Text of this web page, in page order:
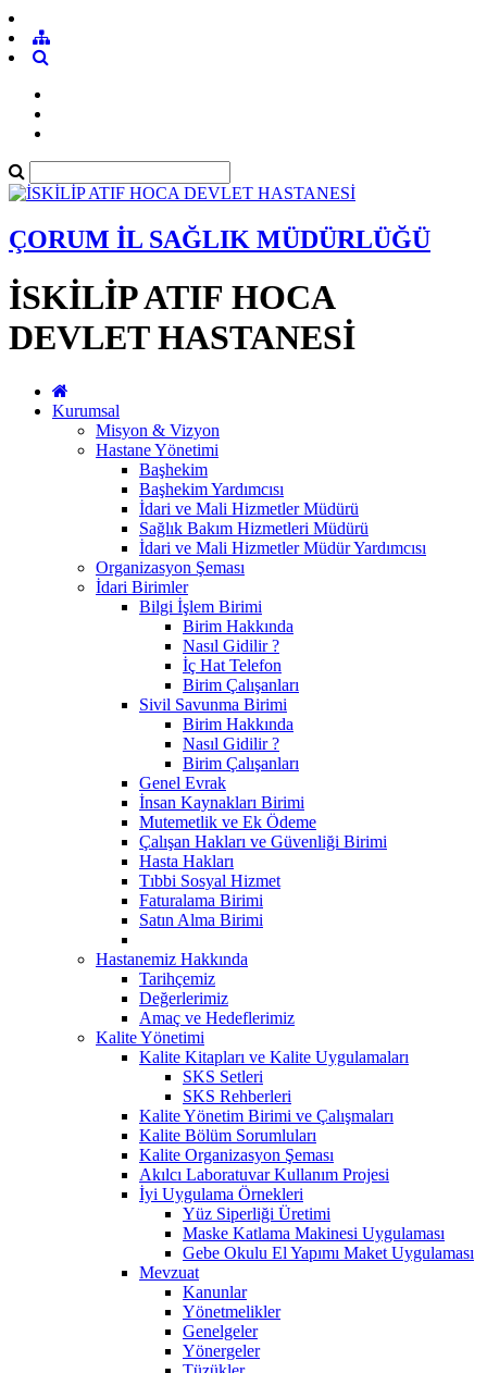
ÇORUM İL SAĞLIK MÜDÜRLÜĞÜ
İSKİLİP ATIF HOCA
DEVLET HASTANESİ
Kurumsal
Misyon & Vizyon
Hastane Yönetimi
Başhekim
Başhekim Yardımcısı
İdari ve Mali Hizmetler Müdürü
Sağlık Bakım Hizmetleri Müdürü
İdari ve Mali Hizmetler Müdür Yardımcısı
Organizasyon Şeması
İdari Birimler
Bilgi İşlem Birimi
Birim Hakkında
Nasıl Gidilir ?
İç Hat Telefon
Birim Çalışanları
Sivil Savunma Birimi
Birim Hakkında
Nasıl Gidilir ?
Birim Çalışanları
Genel Evrak
İnsan Kaynakları Birimi
Mutemetlik ve Ek Ödeme
Çalışan Hakları ve Güvenliği Birimi
Hasta Hakları
Tıbbi Sosyal Hizmet
Faturalama Birimi
Satın Alma Birimi
Hastanemiz Hakkında
Tarihçemiz
Değerlerimiz
Amaç ve Hedeflerimiz
Kalite Yönetimi
Kalite Kitapları ve Kalite Uygulamaları
SKS Setleri
SKS Rehberleri
Kalite Yönetim Birimi ve Çalışmaları
Kalite Bölüm Sorumluları
Kalite Organizasyon Şeması
Akılcı Laboratuvar Kullanım Projesi
İyi Uygulama Örnekleri
Yüz Siperliği Üretimi
Maske Katlama Makinesi Uygulaması
Gebe Okulu El Yapımı Maket Uygulaması
Mevzuat
Kanunlar
Yönetmelikler
Genelgeler
Yönergeler